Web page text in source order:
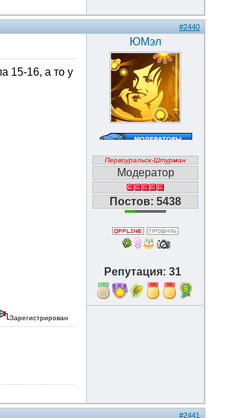
#2440
15-16, а то у
ЮМэл
Первоуральск-Штурман
Модератор
Постов: 5438
Репутация: 31
9
Зарегистрирован
#2441